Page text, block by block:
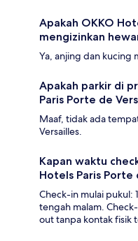
Apakah OKKO
mengizinkan
Ya, anjing dan kucing
Apakah parkir di
Paris Porte de
Maaf, tidak ada
Versailles.
Kapan waktu
Hotels Paris Porte
Check-in mulai pukul:
tengah malam.
out tanpa kontak fisik